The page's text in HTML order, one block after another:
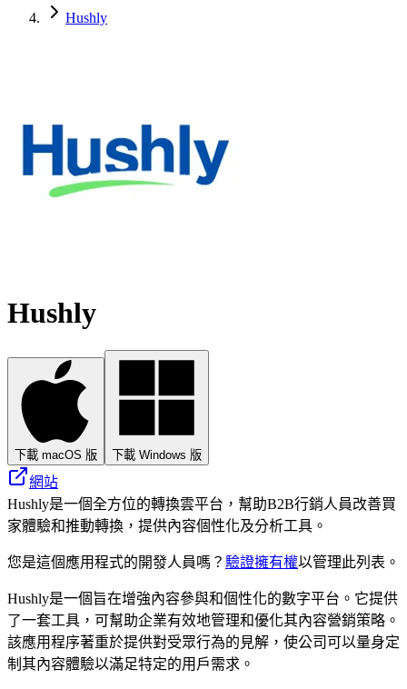
Hushly
Hushly
下載 macOS 版 下載 Windows 版
網站
Hushly是一個全方位的轉換雲平台，幫助B2B行銷人員改善買
家體驗和推動轉換，提供內容個性化及分析工具。
您是這個應用程式的開發人員嗎？ 驗證擁有權以管理此列表。
Hushly是一個旨在增強內容參與和個性化的數字平台。它提供
了一套工具，可幫助企業有效地管理和優化其內容營銷策略。
該應用程序著重於提供對受眾行為的見解，使公司可以量身定
制其內容體驗以滿足特定的用戶需求。